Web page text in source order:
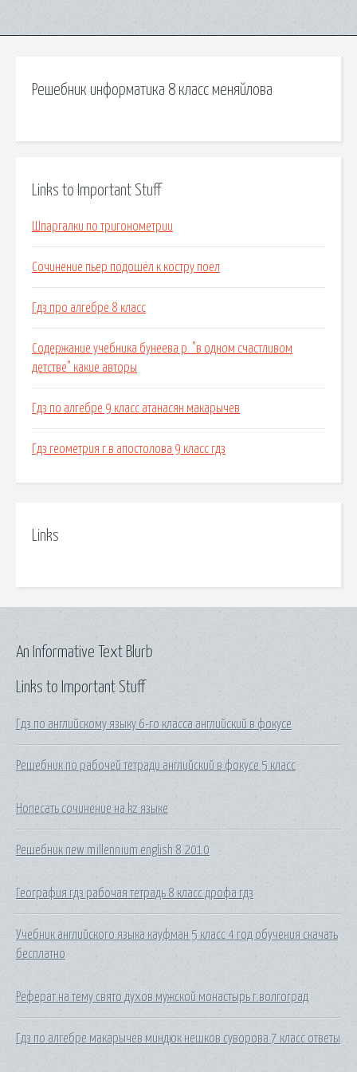
Решебник информатика 8 класс меняйлова
Links to Important Stuff
Шпаргалки по тригонометрии
Сочинение пьер подошёл к костру поел
Гдз про алгебре 8 класс
Содержание учебника бунеева р. "в одном счастливом
детстве" какие авторы
Гдз по алгебре 9 класс атанасян макарычев
Гдз геометрия г.в апостолова 9 класс гдз
Links
Links to Important Stuff
Гдз по английскому языку 6-го класса английский в фокусе
Решебник по рабочей тетради английский в фокусе 5 класс
Нопесать сочинение на kz языке
Решебник new millennium english 8 2010
География гдз рабочая тетрадь 8 класс дрофа гдз
Учебник английского языка кауфман 5 класс 4 год обучения скачать
бесплатно
Реферат на тему свято духов мужской монастырь г.волгоград
Гдз по алгебре макарычев миндюк нешков суворова 7 класс ответы
An Informative Text Blurb